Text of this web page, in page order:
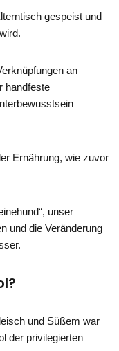
gespeist und
an
handfeste
Ernährung, wie zuvor
unser
und die Veränderung
und Süßem war
der privilegierten